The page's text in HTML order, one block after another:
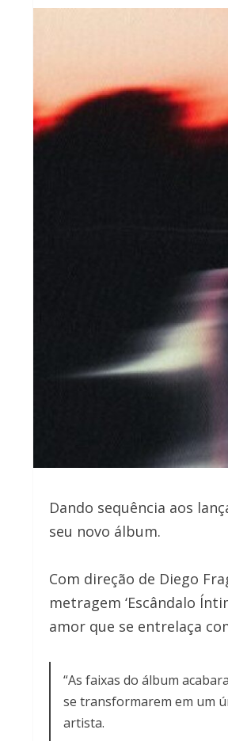
Dando sequência aos
seu novo álbum.
Com direção de Diego
metragem ‘Escândalo
amor que se entrelaça
“As faixas do álbum
se transformarem em um
artista.